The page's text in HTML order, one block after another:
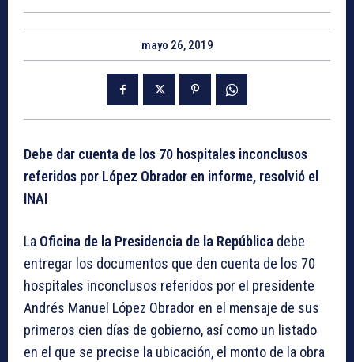
mayo 26, 2019
Debe dar cuenta de los 70 hospitales inconclusos
referidos por López Obrador en informe, resolvió el
INAI
La Oficina de la Presidencia de la República debe
entregar los documentos que den cuenta de los 70
hospitales inconclusos referidos por el presidente
Andrés Manuel López Obrador en el mensaje de sus
primeros cien días de gobierno, así como un listado
en el que se precise la ubicación, el monto de la obra